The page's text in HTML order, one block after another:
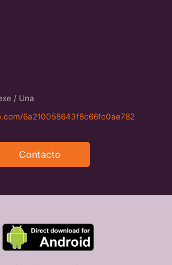
/ Una
6a210058643f8c66fc0ae782
Contacto